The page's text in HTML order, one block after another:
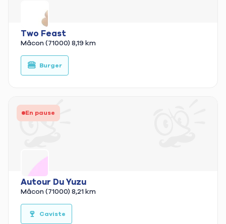
Two Feast
Mâcon (71000) 8,19 km
🍔 Burger
En pause
Autour Du Yuzu
Mâcon (71000) 8,21 km
🍷 Caviste